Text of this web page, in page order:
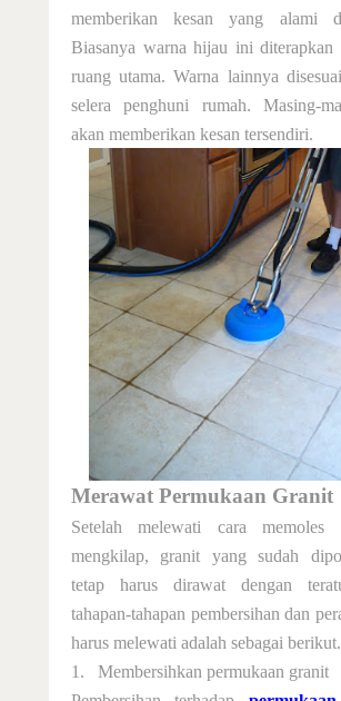
memberikan kesan yang alami
Biasanya warna hijau ini diterapkan
ruang utama. Warna lainnya
selera penghuni rumah. Masing-
akan memberikan kesan tersendiri.
Merawat Permukaan Granit
Setelah melewati cara memoles
mengkilap, granit yang sudah
tetap harus dirawat dengan
tahapan-tahapan pembersihan dan
harus melewati adalah sebagai berikut.
1.
Membersihkan permukaan granit